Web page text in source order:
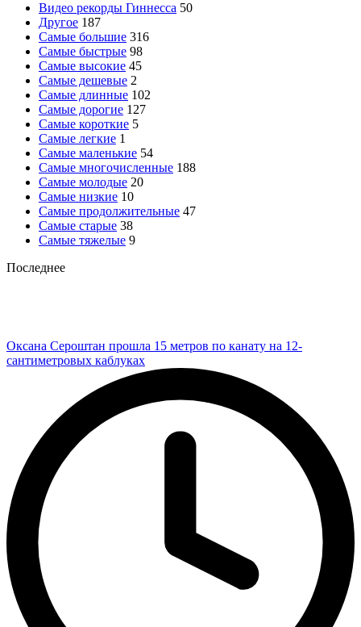
Видео рекорды Гиннесса 50
Другое 187
Самые большие 316
Самые быстрые 98
Самые высокие 45
Самые дешевые 2
Самые длинные 102
Самые дорогие 127
Самые короткие 5
Самые легкие 1
Самые маленькие 54
Самые многочисленные 188
Самые молодые 20
Самые низкие 10
Самые продолжительные 47
Самые старые 38
Самые тяжелые 9
Последнее
Оксана Сероштан прошла 15 метров по канату на 12-
сантиметровых каблуках